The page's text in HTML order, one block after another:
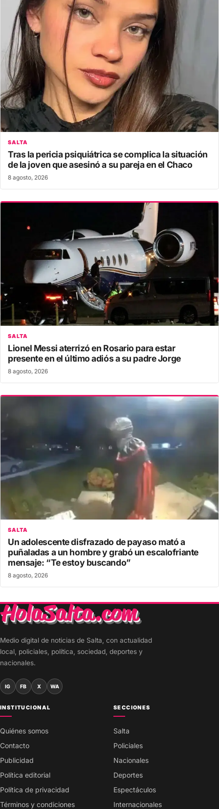
SALTA
Tras la pericia psiquiátrica se complica la situación
de la joven que asesinó a su pareja en el Chaco
8 agosto, 2026
SALTA
Lionel Messi aterrizó en Rosario para estar
presente en el último adiós a su padre Jorge
8 agosto, 2026
SALTA
Un adolescente disfrazado de payaso mató a
puñaladas a un hombre y grabó un escalofriante
mensaje: “Te estoy buscando”
8 agosto, 2026
Medio digital de noticias de Salta, con actualidad
local, policiales, política, sociedad, deportes y
nacionales.
IG FB X WA
INSTITUCIONAL
Quiénes somos
Contacto
Publicidad
Política editorial
Política de privacidad
Términos y condiciones
SECCIONES
Salta
Policiales
Nacionales
Deportes
Espectáculos
Internacionales